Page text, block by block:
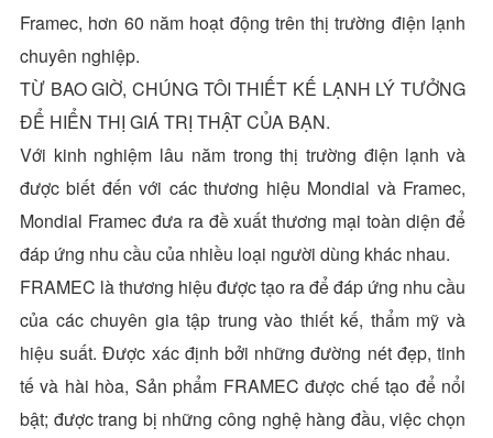
Framec, hơn 60 năm hoạt động trên thị trường điện lạnh
chuyên nghiệp.
TỪ BAO GIỜ, CHÚNG TÔI THIẾT KẾ LẠNH LÝ TƯỞNG
ĐỂ HIỂN THỊ GIÁ TRỊ THẬT CỦA BẠN.
Với kinh nghiệm lâu năm trong thị trường điện lạnh và
được biết đến với các thương hiệu Mondial và Framec,
Mondial Framec đưa ra đề xuất thương mại toàn diện để
đáp ứng nhu cầu của nhiều loại người dùng khác nhau.
FRAMEC là thương hiệu được tạo ra để đáp ứng nhu cầu
của các chuyên gia tập trung vào thiết kế, thẩm mỹ và
hiệu suất. Được xác định bởi những đường nét đẹp, tinh
tế và hài hòa, Sản phẩm FRAMEC được chế tạo để nổi
bật; được trang bị những công nghệ hàng đầu, việc chọn